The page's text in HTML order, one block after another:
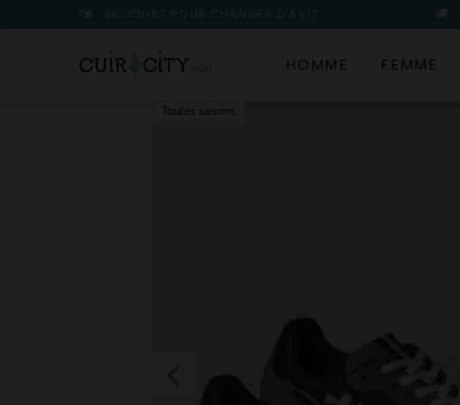
90 JOURS POUR CHANGER D'AVIS
HOMME FEMME
Toutes saisons